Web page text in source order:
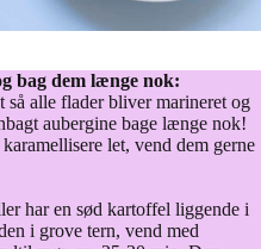
bag dem længe nok:
så alle flader bliver marineret og
aubergine bage længe nok!
let, vend dem gerne
har en sød kartoffel liggende i
i grove tern, vend med